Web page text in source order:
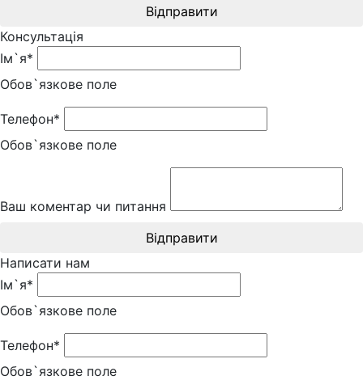
Відправити
Консультація
Ім`я*
Обов`язкове поле
Телефон*
Обов`язкове поле
Ваш коментар чи питання
Відправити
Написати нам
Ім`я*
Обов`язкове поле
Телефон*
Обов`язкове поле